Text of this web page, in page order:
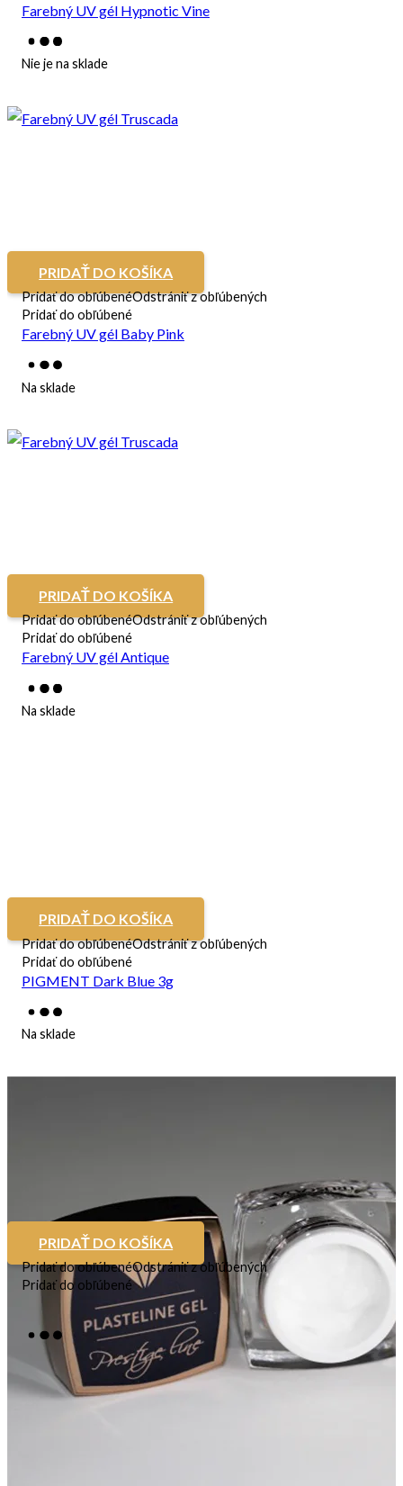
Farebný UV gél Hypnotic Vine
Nie je na sklade
PRIDAŤ DO KOŠÍKA
Pridať do obľúbenéOdstrániť z obľúbených
Pridať do obľúbené
Farebný UV gél Baby Pink
Na sklade
PRIDAŤ DO KOŠÍKA
Pridať do obľúbenéOdstrániť z obľúbených
Pridať do obľúbené
Farebný UV gél Antique
Na sklade
PRIDAŤ DO KOŠÍKA
Pridať do obľúbenéOdstrániť z obľúbených
Pridať do obľúbené
PIGMENT Dark Blue 3g
Na sklade
PRIDAŤ DO KOŠÍKA
Pridať do obľúbenéOdstrániť z obľúbených
Pridať do obľúbené
Plasteline Gel
Na sklade